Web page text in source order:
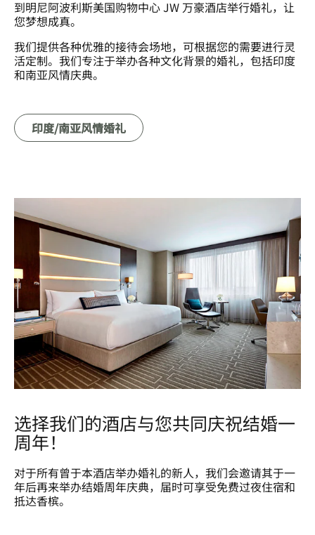
到明尼阿波利斯美国购物中心 JW 万豪酒店举行婚礼，让
您梦想成真。
我们提供各种优雅的接待会场地，可根据您的需要进行灵
活定制。我们专注于举办各种文化背景的婚礼，包括印度
和南亚风情庆典。
印度/南亚风情婚礼
选择我们的酒店与您共同庆祝结婚一
周年！
对于所有曾于本酒店举办婚礼的新人，我们会邀请其于一
年后再来举办结婚周年庆典，届时可享受免费过夜住宿和
抵达香槟。